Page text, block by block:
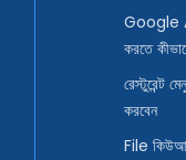
Google
করতে
রেস্টুরেন্ট
করবেন
File